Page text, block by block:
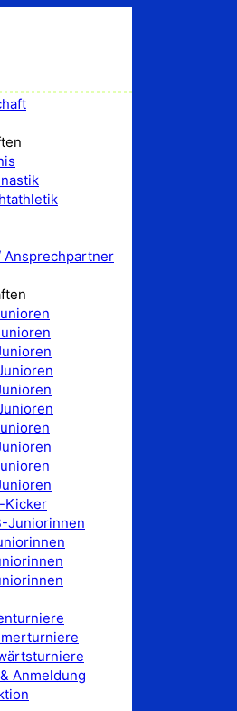
Ansprechpartner
Kicker
Juniorinnen
Anmeldung